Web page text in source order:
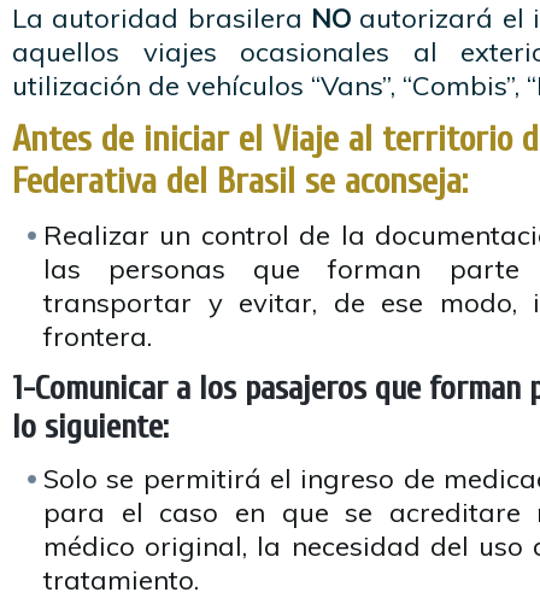
La autoridad brasilera NOautorizará el
aquellos viajes ocasionales al
utilización de vehículos “Vans”, “Combis”,
Antes de iniciar el Viaje al territorio
Federativa del Brasil se aconseja:
Realizar un control de la
las personas que forman parte
transportar y evitar, de ese modo,
frontera.
1-Comunicar a los pasajeros que
lo siguiente:
Solo se permitirá el ingreso de
para el caso en que se acreditare
médico original, la necesidad del uso
tratamiento.